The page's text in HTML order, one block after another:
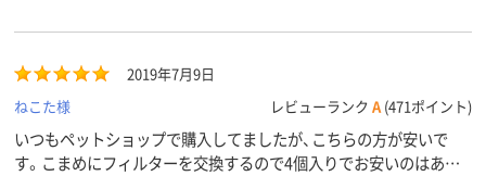
2019年7月9日
ねこた様
レビューランク A (471ポイント)
いつもペットショップで購入してましたが、こちらの方が安いで
す。こまめにフィルターを交換するので4個入りでお安いのはあり